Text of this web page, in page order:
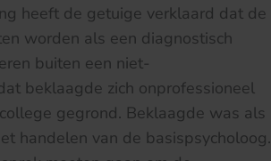
heeft de getuige verklaard dat de
worden als een diagnostisch
buiten een niet-
beklaagde zich onprofessioneel
gegrond. Beklaagde was als
handelen van de basispsycholoog.